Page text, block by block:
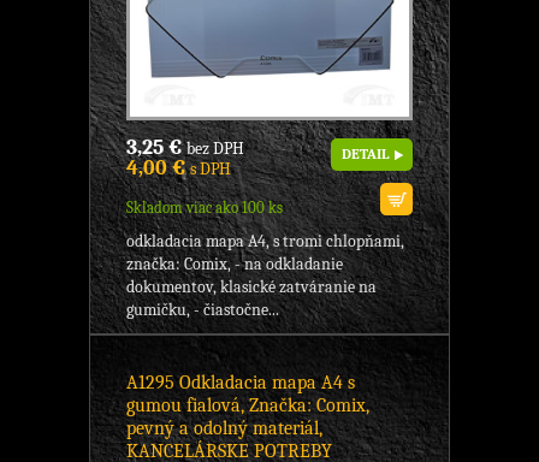
3,25 €bez DPH
4,00 €s DPH
Skladom viac ako 100 ks
DETAIL
odkladacia mapa A4, s tromi chlopňami,
značka: Comix, - na odkladanie
dokumentov, klasické zatváranie na
gumičku, - čiastočne...
A1295 Odkladacia mapa A4 s
gumou fialová, Značka: Comix,
pevný a odolný materiál,
KANCELÁRSKE POTREBY